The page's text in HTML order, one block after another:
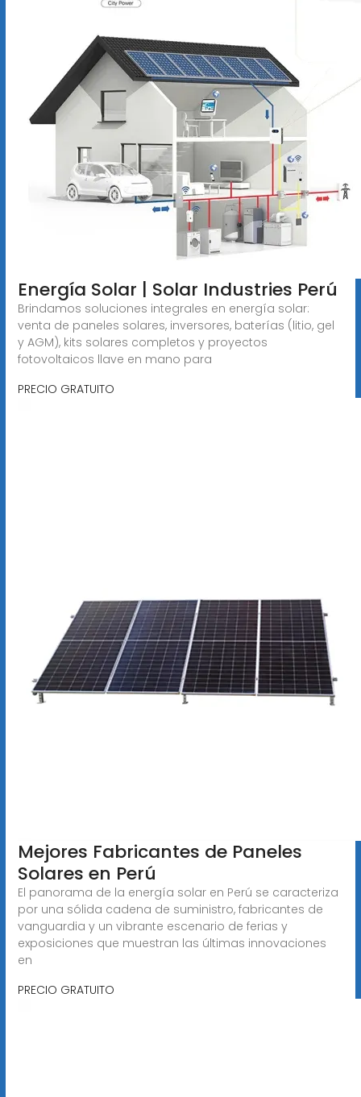
Energía Solar | Solar Industries Perú
Brindamos soluciones integrales en energía solar:
venta de paneles solares, inversores, baterías (litio, gel
y AGM), kits solares completos y proyectos
fotovoltaicos llave en mano para
PRECIO GRATUITO
Mejores Fabricantes de Paneles
Solares en Perú
El panorama de la energía solar en Perú se caracteriza
por una sólida cadena de suministro, fabricantes de
vanguardia y un vibrante escenario de ferias y
exposiciones que muestran las últimas innovaciones
en
PRECIO GRATUITO